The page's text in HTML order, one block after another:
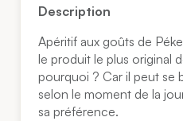
Description
Apéritif aux goûts de
le produit le plus original
pourquoi ? Car il peut se
selon le moment de la
sa préférence.